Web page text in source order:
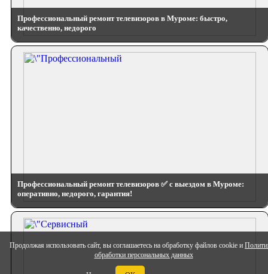
Продолжая использовать сайт, вы соглашаетесь на обработку файлов cookie и
обработки персональных данных
Профессиональный ремонт телевизоров в Муроме: быстро,
качественно, недорого
Профессиональный ремонт телевизоров ✅ с выездом в Муроме:
оперативно, недорого, гарантия!